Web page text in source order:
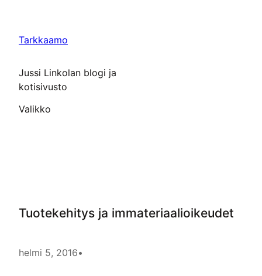
Tarkkaamo
Jussi Linkolan blogi ja
kotisivusto
Valikko
Tuotekehitys ja immateriaalioikeudet
helmi 5, 2016•